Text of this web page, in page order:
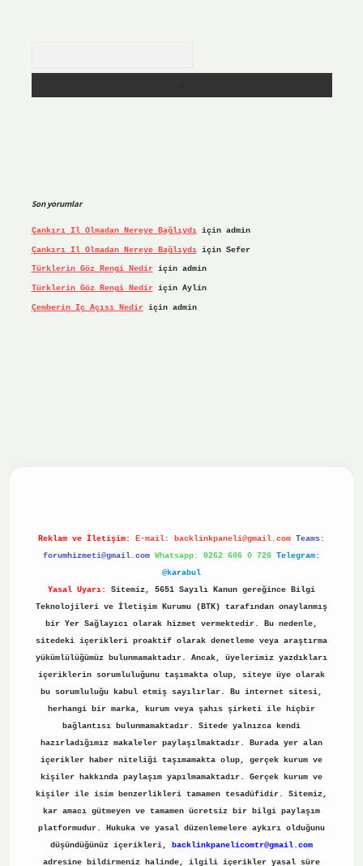
Son yorumlar
Çankırı Il Olmadan Nereye Bağlıydıiçin admin
Çankırı Il Olmadan Nereye Bağlıydıiçin Sefer
Türklerin Göz Rengi Nediriçin admin
Türklerin Göz Rengi Nediriçin Aylin
Çemberin Iç Açısı Nediriçin admin
Reklam ve İletişim: E-mail: backlinkpaneli@gmail.com Teams:
forumhizmeti@gmail.com Whatsapp: 0262 606 0 726 Telegram:
@karabul
Yasal Uyarı:
Sitemiz, 5651 Sayılı Kanun gereğince Bilgi
Teknolojileri ve İletişim Kurumu (BTK) tarafından onaylanmış
bir Yer Sağlayıcı olarak hizmet vermektedir. Bu nedenle,
sitedeki içerikleri proaktif olarak denetleme veya araştırma
yükümlülüğümüz bulunmamaktadır. Ancak, üyelerimiz yazdıkları
içeriklerin sorumluluğunu taşımakta olup, siteye üye olarak
bu sorumluluğu kabul etmiş sayılırlar. Bu internet sitesi,
herhangi bir marka, kurum veya şahıs şirketi ile hiçbir
bağlantısı bulunmamaktadır. Sitede yalnızca kendi
hazırladığımız makaleler paylaşılmaktadır. Burada yer alan
içerikler haber niteliği taşımamakta olup, gerçek kurum ve
kişiler hakkında paylaşım yapılmamaktadır. Gerçek kurum ve
kişiler ile isim benzerlikleri tamamen tesadüfidir. Sitemiz,
kar amacı gütmeyen ve tamamen ücretsiz bir bilgi paylaşım
platformudur. Hukuka ve yasal düzenlemelere aykırı olduğunu
düşündüğünüz içerikleri,
backlinkpanelicomtr@gmail.com
adresine bildirmeniz halinde, ilgili içerikler yasal süre